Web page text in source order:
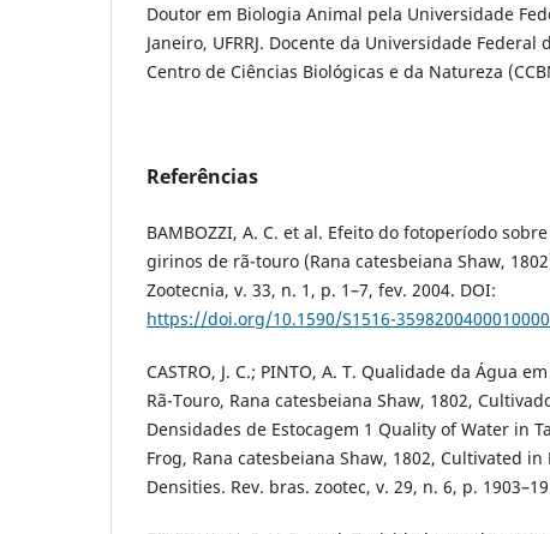
Doutor em Biologia Animal pela Universidade
Janeiro, UFRRJ. Docente da Universidade Federal
Centro de Ciências Biológicas e da Natureza
Referências
BAMBOZZI, A. C. et al. Efeito do fotoperíodo
girinos de rã-touro (Rana catesbeiana Shaw,
Zootecnia, v. 33, n. 1, p. 1–7, fev. 2004. DOI:
https://doi.org/10.1590/S1516-
CASTRO, J. C.; PINTO, A. T. Qualidade da Água
Rã-Touro, Rana catesbeiana Shaw, 1802,
Densidades de Estocagem 1 Quality of Water in
Frog, Rana catesbeiana Shaw, 1802, Cultivated
Densities. Rev. bras. zootec, v. 29, n. 6, p.